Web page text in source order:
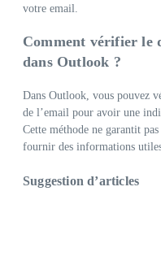
votre email.
Comment vérifier le
dans Outlook ?
Dans Outlook, vous pouvez
de l’email pour avoir une
Cette méthode ne garantit
fournir des informations
Suggestion d’articles